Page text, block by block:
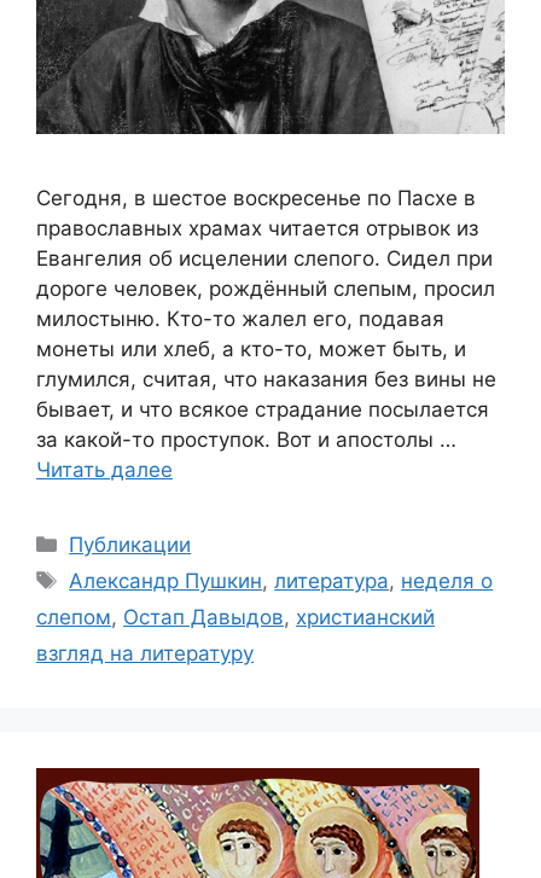
Сегодня, в шестое воскресенье по Пасхе в
православных храмах читается отрывок из
Евангелия об исцелении слепого. Сидел при
дороге человек, рождённый слепым, просил
милостыню. Кто-то жалел его, подавая
монеты или хлеб, а кто-то, может быть, и
глумился, считая, что наказания без вины не
бывает, и что всякое страдание посылается
за какой-то проступок. Вот и апостолы …
Читать далее
Рубрики
Публикации
Метки
Александр Пушкин,литература, неделя о
слепом, Остап Давыдов, христианский
взгляд на литературу